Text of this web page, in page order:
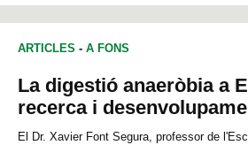
ARTICLES - A FONS
La digestió anaeròbia a
recerca i
El Dr. Xavier Font Segura, professor de